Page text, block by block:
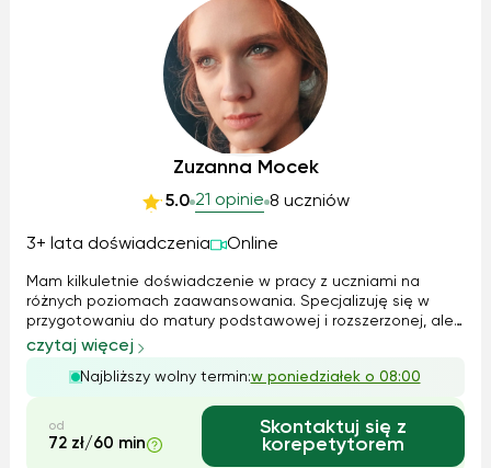
Zuzanna Mocek
5.0 21 opinie 8 uczniów
3+ lata doświadczenia Online
Mam kilkuletnie doświadczenie w pracy z uczniami na
różnych poziomach zaawansowania. Specjalizuję się w
przygotowaniu do matury podstawowej i rozszerzonej, ale
chętnie pomagam również młodszym uczniom. Moje
metody nauczania są dopasowane indywidualnie –
korzystam zarówno z klasycznych podręczników, ...
czytaj więcej
Najbliższy wolny termin:w poniedziałek o 08:00
od
72 zł/60 min
Skontaktuj się z
korepetytorem